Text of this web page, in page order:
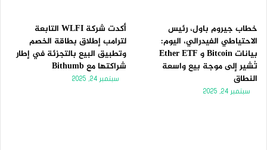
خطاب جيروم باول، رئيس
الاحتياطي الفيدرالي، اليوم:
بيانات Bitcoin و Ether ETF
تُشير إلى موجة بيع واسعة
النطاق
سبتمبر 24, 2025
أكدت شركة WLFI التابعة
لترامب إطلاق بطاقة الخصم
وتطبيق البيع بالتجزئة في إطار
شراكتها مع Bithumb
سبتمبر 24, 2025